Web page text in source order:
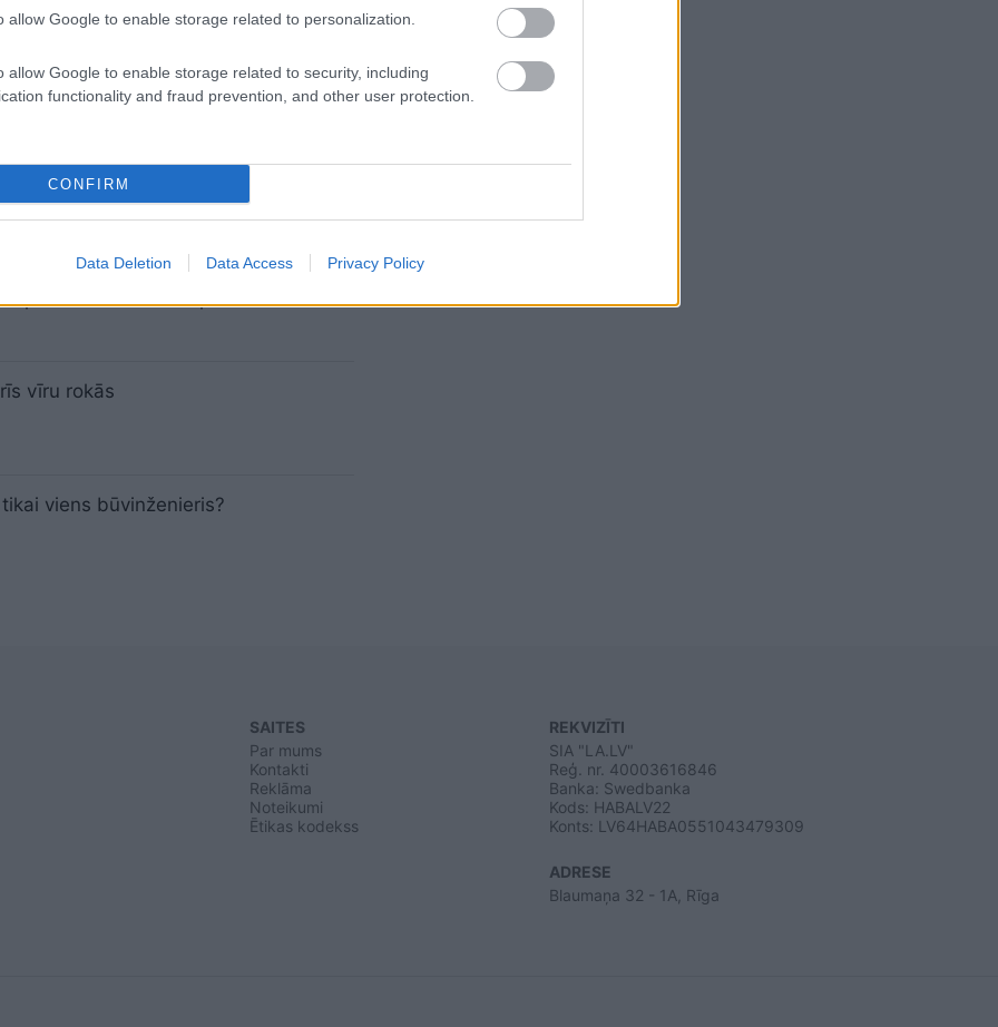
allow Google to enable storage related to personalization.
allow Google to enable storage related to security, including
functionality and fraud prevention, and other user protection.
CONFIRM
Data Deletion Data Access Privacy Policy
Latgalei vai Vidzemei?
nepalīdz: divas gliemeņu sugas
izmiršanas robežas
vairāk mežu!” Kā diskusijās par koku
vīru rokās
viens būvinženieris?
SAITES
Par mums
Kontakti
Reklāma
Noteikumi
Ētikas kodekss
REKVIZĪTI
SIA "LA.LV"
Reģ. nr. 40003616846
Banka: Swedbanka
Kods: HABALV22
Konts: LV64HABA0551043479309
ADRESE
Blaumaņa 32 - 1A, Rīga